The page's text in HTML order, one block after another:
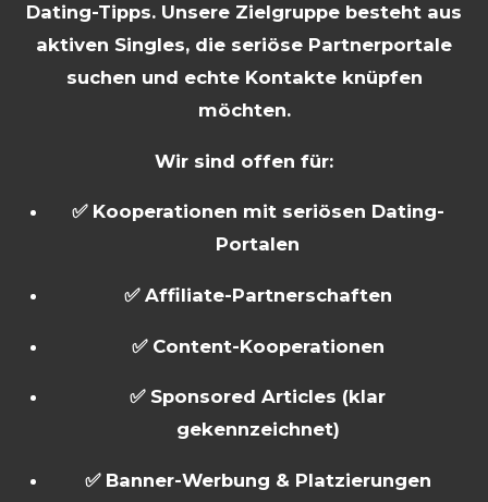
Dating-Tipps. Unsere Zielgruppe besteht aus
aktiven Singles, die seriöse Partnerportale
suchen und echte Kontakte knüpfen
möchten.
Wir sind offen für:
✅ Kooperationen mit seriösen Dating-
Portalen
✅ Affiliate-Partnerschaften
✅ Content-Kooperationen
✅ Sponsored Articles (klar
gekennzeichnet)
✅ Banner-Werbung & Platzierungen